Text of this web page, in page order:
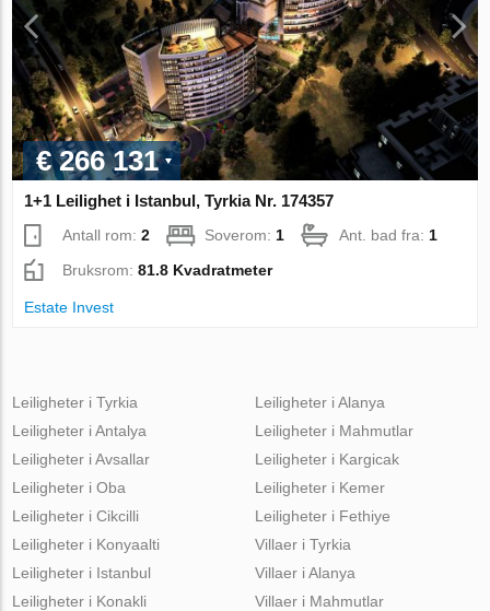
€ 266 131
1+1 Leilighet i Istanbul, Tyrkia Nr. 174357
Antall rom:2 Soverom: 1 Ant. bad fra: 1
Bruksrom:81.8 Kvadratmeter
Estate Invest
Leiligheter i Tyrkia
Leiligheter i Antalya
Leiligheter i Avsallar
Leiligheter i Oba
Leiligheter i Cikcilli
Leiligheter i Alanya
Leiligheter i Mahmutlar
Leiligheter i Kargicak
Leiligheter i Kemer
Leiligheter i Fethiye
Leiligheter i Konyaalti
Leiligheter i Istanbul
Leiligheter i Konakli
Villaer i Tyrkia
Villaer i Alanya
Villaer i Mahmutlar